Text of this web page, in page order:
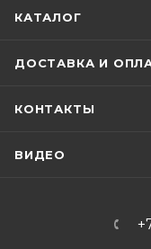
КАТАЛОГ
ДОСТАВКА И
КОНТАКТЫ
ВИДЕО